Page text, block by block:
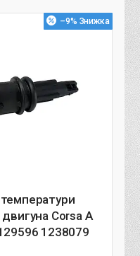
–9%
двигуна Corsa A
1238079